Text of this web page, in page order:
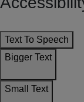
Post on : 23
પસંદગી પામેલ
Text To Speech
Bigger Text
Small Text